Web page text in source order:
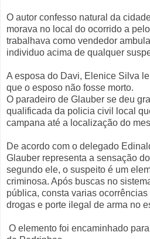
O autor confesso natural da
morava no local do ocorrido a
trabalhava como vendedor
individuo acima de qualquer
A esposa do Davi, Elenice Silva
que o esposo não fosse morto.
O paradeiro de Glauber se deu
qualificada da policia civil local
campana até a localização do
De acordo com o delegado
Glauber representa a sensação
segundo ele, o suspeito é um
criminosa. Após buscas no
pública, consta varias
drogas e porte ilegal de arma no
O elemento foi encaminhado